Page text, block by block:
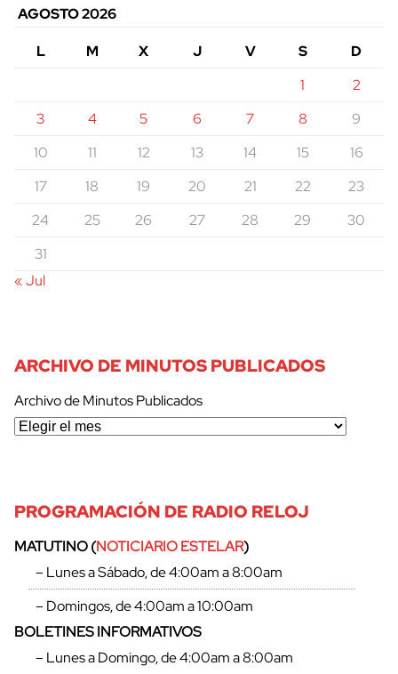
AGOSTO 2026
L
M X J V S
D
1
2
3
4 5 6 7 8
9
10
11 12 13 14 15
16
17
18 19 20 21 22
23
24
25 26 27 28 29
30
31
« Jul
ARCHIVO DE MINUTOS PUBLICADOS
Archivo de Minutos Publicados
PROGRAMACIÓN DE RADIO RELOJ
MATUTINO (NOTICIARIO ESTELAR)
– Lunes a Sábado, de 4:00am a 8:00am
– Domingos, de 4:00am a 10:00am
BOLETINES INFORMATIVOS
– Lunes a Domingo, de 4:00am a 8:00am